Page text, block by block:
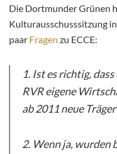
Die Dortmunder Grünen
Kulturausschusssitzung
paar Fragen zu ECCE:
1. Ist es richtig,
RVR eigene
ab 2011 neue
2. Wenn ja, wurden